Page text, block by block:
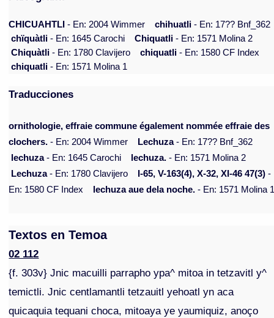
CHICUAHTLI - En: 2004 Wimmer chihuatli - En: 17?? Bnf_362
chïquàtli - En: 1645 Carochi Chiquatli - En: 1571 Molina 2
Chiquàtli - En: 1780 Clavijero chiquatli - En: 1580 CF Index
chiquatli - En: 1571 Molina 1
Traducciones
ornithologie, effraie commune également nommée effraie des
clochers. - En: 2004 Wimmer Lechuza- En: 17?? Bnf_362
lechuza- En: 1645 Carochi lechuza. - En: 1571 Molina 2
Lechuza- En: 1780 Clavijero I-65, V-163(4), X-32, XI-46 47(3) -
En: 1580 CF Index
lechuza aue dela noche. - En: 1571 Molina
Textos en Temoa
02 112
{f. 303v} Jnic macuilli parrapho ypa^ mitoa in tetzavitl y^
temictli. Jnic centlamantli tetzauitl yehoatl yn aca
quicaquia tequani choca, mitoaya ye yaumiquiz, anoço